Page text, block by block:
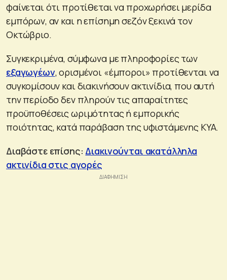
φαίνεται ότι προτίθεται να προχωρήσει μερίδα
εμπόρων, αν και η επίσημη σεζόν ξεκινά τον
Οκτώβριο.
Συγκεκριμένα, σύμφωνα με πληροφορίες των
εξαγωγέων, ορισμένοι «έμποροι» προτίθενται να
συγκομίσουν και διακινήσουν ακτινίδια, που αυτή
την περίοδο δεν πληρούν τις απαραίτητες
προϋποθέσεις ωριμότητας ή εμπορικής
ποιότητας, κατά παράβαση της υφιστάμενης ΚΥΑ.
Διαβάστε επίσης: Διακινούνται ακατάλληλα
ακτινίδια στις αγορές